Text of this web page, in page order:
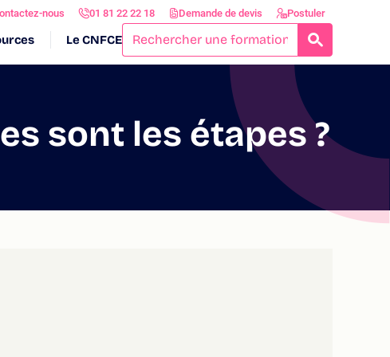
nous 01 81 22 22 18 Demande de devis Postuler
Le CNFCE
sont les étapes ?